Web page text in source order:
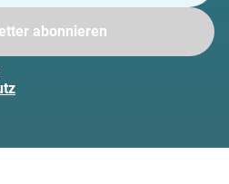
abonnieren